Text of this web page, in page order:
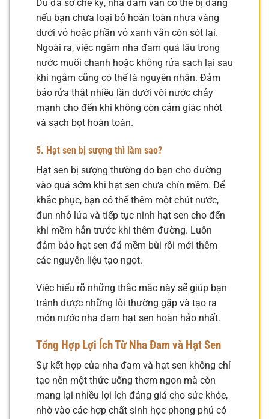
Dù đã sơ chế kỹ, nha đam vẫn có thể bị đắng
nếu bạn chưa loại bỏ hoàn toàn nhựa vàng
dưới vỏ hoặc phần vỏ xanh vẫn còn sót lại.
Ngoài ra, việc ngâm nha đam quá lâu trong
nước muối chanh hoặc không rửa sạch lại sau
khi ngâm cũng có thể là nguyên nhân. Đảm
bảo rửa thật nhiều lần dưới vòi nước chảy
mạnh cho đến khi không còn cảm giác nhớt
và sạch bọt hoàn toàn.
5. Hạt sen bị sượng thì làm sao?
Hạt sen bị sượng thường do bạn cho đường
vào quá sớm khi hạt sen chưa chín mềm. Để
khắc phục, bạn có thể thêm một chút nước,
đun nhỏ lửa và tiếp tục ninh hạt sen cho đến
khi mềm hẳn trước khi thêm đường. Luôn
đảm bảo hạt sen đã mềm bùi rồi mới thêm
các nguyên liệu tạo ngọt.
Việc hiểu rõ những thắc mắc này sẽ giúp bạn
tránh được những lỗi thường gặp và tạo ra
món nước nha đam hạt sen hoàn hảo nhất.
Tổng Hợp Lợi Ích Từ Nha Đam và Hạt Sen
Sự kết hợp của nha đam và hạt sen không chỉ
tạo nên một thức uống thơm ngon mà còn
mang lại nhiều lợi ích đáng giá cho sức khỏe,
nhờ vào các hợp chất sinh học phong phú có